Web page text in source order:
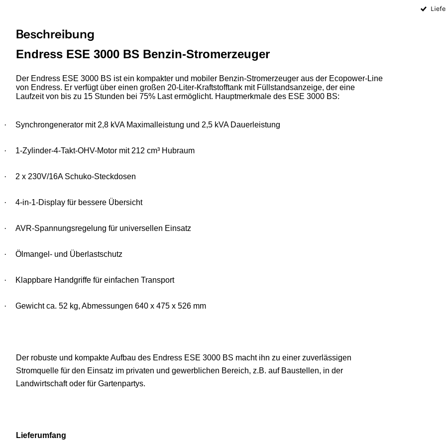
Beschreibung
Endress ESE 3000 BS Benzin-Stromerzeuger
Der Endress ESE 3000 BS ist ein kompakter und mobiler Benzin-Stromerzeuger aus der Ecopower-Line
von Endress. Er verfügt über einen großen 20-Liter-Kraftstofftank mit Füllstandsanzeige, der eine
Laufzeit von bis zu 15 Stunden bei 75% Last ermöglicht. Hauptmerkmale des ESE 3000 BS:
· Synchrongenerator mit 2,8 kVA Maximalleistung und 2,5 kVA Dauerleistung
· 1-Zylinder-4-Takt-OHV-Motor mit 212 cm³ Hubraum
· 2 x 230V/16A Schuko-Steckdosen
· 4-in-1-Display für bessere Übersicht
· AVR-Spannungsregelung für universellen Einsatz
· Ölmangel- und Überlastschutz
· Klappbare Handgriffe für einfachen Transport
· Gewicht ca. 52 kg, Abmessungen 640 x 475 x 526 mm
Der robuste und kompakte Aufbau des Endress ESE 3000 BS macht ihn zu einer zuverlässigen
Stromquelle für den Einsatz im privaten und gewerblichen Bereich, z.B. auf Baustellen, in der
Landwirtschaft oder für Gartenpartys.
Lieferumfang